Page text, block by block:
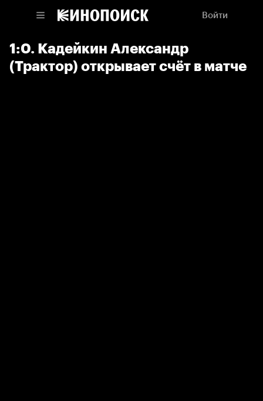
Войти
1:0. Кадейкин Александр
(Трактор) открывает счёт в матче